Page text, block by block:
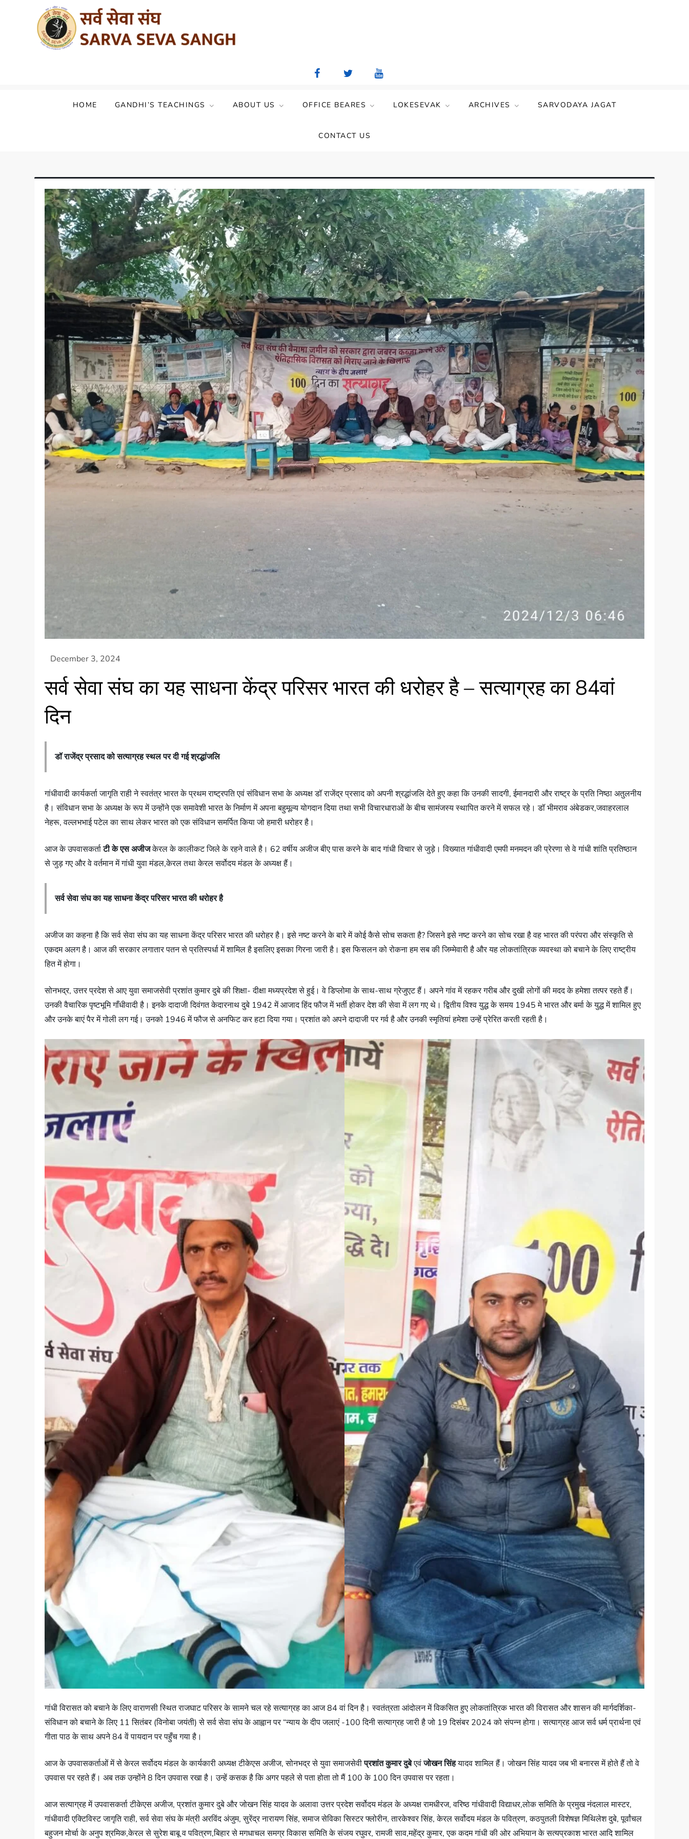
HOME GANDHI’S TEACHINGS ABOUT US OFFICE BEARES LOKESEVAK ARCHIVES SARVODAYA JAGAT
CONTACT US
सर्व सेवा संघ का यह साधना केंद्र परिसर भारत की धरोहर है – सत्याग्रह का 84वां
दिन
डॉ राजेंद्र प्रसाद को सत्याग्रह स्थल पर दी गई श्रद्धांजलि
गांधीवादी कार्यकर्ता जागृति राही ने स्वतंत्र भारत के प्रथम राष्ट्रपति एवं संविधान सभा के अध्यक्ष डॉ राजेंद्र प्रसाद को अपनी श्रद्धांजलि देते हुए कहा कि उनकी सादगी, ईमानदारी और राष्ट्र के प्रति निष्ठा अतुलनीय
है। संविधान सभा के अध्यक्ष के रूप में उन्होंने एक समावेशी भारत के निर्माण में अपना बहुमूल्य योगदान दिया तथा सभी विचारधाराओं के बीच सामंजस्य स्थापित करने में सफल रहे। डॉ भीमराव अंबेडकर,जवाहरलाल
नेहरू, वल्लभभाई पटेल का साथ लेकर भारत को एक संविधान समर्पित किया जो हमारी धरोहर है।
आज के उपवासकर्ताटी के एस अजीजकेरल के कालीकट जिले के रहने वाले है। 62 वर्षीय अजीज बीए पास करने के बाद गांधी विचार से जुड़े। विख्यात गांधीवादी एमपी मनमदन की प्रेरणा से वे गांधी शांति प्रतिष्ठान
से जुड़ गए और वे वर्तमान में गांधी युवा मंडल,केरल तथा केरल सर्वोदय मंडल के अध्यक्ष हैं।
सर्व सेवा संघ का यह साधना केंद्र परिसर भारत की धरोहर है
अजीज का कहना है कि सर्व सेवा संघ का यह साधना केंद्र परिसर भारत की धरोहर है। इसे नष्ट करने के बारे में कोई कैसे सोच सकता है? जिसने इसे नष्ट करने का सोच रखा है वह भारत की परंपरा और संस्कृति से
एकदम अलग है। आज की सरकार लगातार पतन से प्रतिस्पर्धा में शामिल है इसलिए इसका गिरना जारी है। इस फिसलन को रोकना हम सब की जिम्मेवारी है और यह लोकतांत्रिक व्यवस्था को बचाने के लिए राष्ट्रीय
हित में होगा।
सोनभद्र, उत्तर प्रदेश से आए युवा समाजसेवी प्रशांत कुमार दुबे की शिक्षा- दीक्षा मध्यप्रदेश से हुई। वे डिप्लोमा के साथ-साथ ग्रेजुएट हैं। अपने गांव में रहकर गरीब और दुखी लोगों की मदद के हमेशा तत्पर रहते हैं।
उनकी वैचारिक पृष्टभूमि गाँधीवादी है। इनके दादाजी दिवंगत केदारनाथ दुबे 1942 में आजाद हिंद फौज में भर्ती होकर देश की सेवा में लग गए थे। द्वितीय विश्व युद्ध के समय 1945 मे भारत और बर्मा के युद्ध में शामिल हुए
और उनके बाएं पैर में गोली लग गई। उनको 1946 में फौज से अनफिट कर हटा दिया गया। प्रशांत को अपने दादाजी पर गर्व है और उनकी स्मृतियां हमेशा उन्हें प्रेरित करती रहती है।
गांधी विरासत को बचाने के लिए वाराणसी स्थित राजघाट परिसर के सामने चल रहे सत्याग्रह का आज 84 वां दिन है। स्वतंत्रता आंदोलन में विकसित हुए लोकतांत्रिक भारत की विरासत और शासन की मार्गदर्शिका-
संविधान को बचाने के लिए 11 सितंबर (विनोबा जयंती) से सर्व सेवा संघ के आह्वान पर “न्याय के दीप जलाएं -100 दिनी सत्याग्रह जारी है जो 19 दिसंबर 2024 को संपन्न होगा। सत्याग्रह आज सर्व धर्म प्रार्थना एवं
गीता पाठ के साथ अपने 84 वें पायदान पर पहुँच गया है।
आज के उपवासकर्ताओं में से केरल सर्वोदय मंडल के कार्यकारी अध्यक्ष टीकेएस अजीज, सोनभद्र से युवा समाजसेवीप्रशांत कुमार दुबेएवंजोखन सिंहयादव शामिल हैं। जोखन सिंह यादव जब भी बनारस में होते हैं तो वे
उपवास पर रहते हैं। अब तक उन्होंने 8 दिन उपवास रखा है। उन्हें कसक है कि अगर पहले से पता होता तो मैं 100 के 100 दिन उपवास पर रहता।
आज सत्याग्रह में उपवासकर्ता टीकेएस अजीज, प्रशांत कुमार दुबे और जोखन सिंह यादव के अलावा उत्तर प्रदेश सर्वोदय मंडल के अध्यक्ष रामधीरज, वरिष्ठ गांधीवादी विद्याधर,लोक समिति के प्रमुख नंदलाल मास्टर,
गांधीवादी एक्टिविस्ट जागृति राही, सर्व सेवा संघ के मंत्री अरविंद अंजुम, सुरेंद्र नारायण सिंह, समाज सेविका सिस्टर फ्लोरीन, तारकेश्वर सिंह, केरल सर्वोदय मंडल के पवित्रण, कठपुतली विशेषज्ञ मिथिलेश दुबे, पूर्वांचल
बहुजन मोर्चा के अनुप श्रमिक,केरल से सुरेश बाबू व पवित्रण,बिहार से मगधाचल समग्र विकास समिति के संजय रघुवर, रामजी साव,महेंद्र कुमार, एक कदम गांधी की ओर अभियान के सत्यप्रकाश भारत आदि शामिल